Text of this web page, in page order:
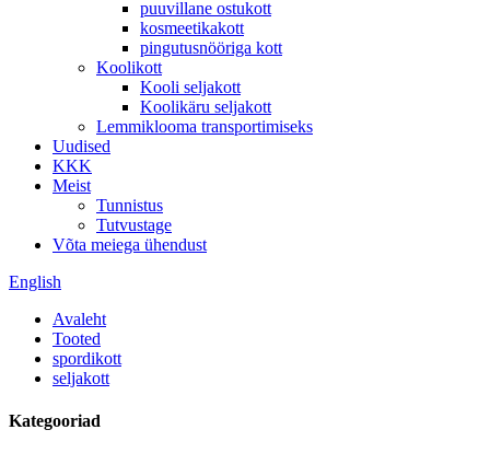
puuvillane ostukott
kosmeetikakott
pingutusnööriga kott
Koolikott
Kooli seljakott
Koolikäru seljakott
Lemmiklooma transportimiseks
Uudised
KKK
Meist
Tunnistus
Tutvustage
Võta meiega ühendust
English
Avaleht
Tooted
spordikott
seljakott
Kategooriad